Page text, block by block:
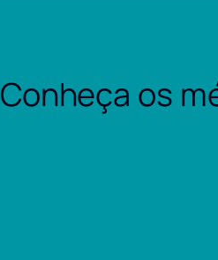
Conheça os